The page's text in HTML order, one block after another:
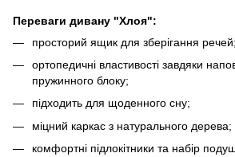
Переваги дивану "Хлоя":
просторий ящик для зберігання речей;
ортопедичні властивості завдяки
пружинного блоку;
підходить для щоденного сну;
міцний каркас з натурального дерева;
комфортні підлокітники та набір